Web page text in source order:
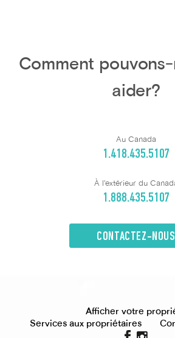
Comment
aider?
Au Canada
1.418.435.5107
À l'extérieur du
1.888.435.5107
CONTACTEZ-NOUS
Afficher votre
Services aux propriétaires